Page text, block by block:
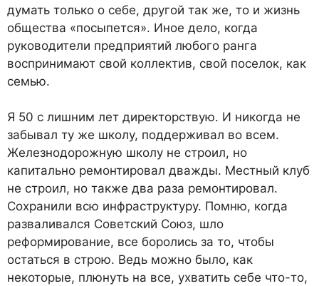
думать только о себе, другой так же, то и жизнь
общества «посыпется». Иное дело, когда
руководители предприятий любого ранга
воспринимают свой коллектив, свой поселок, как
семью.
Я 50 с лишним лет директорствую. И никогда не
забывал ту же школу, поддерживал во всем.
Железнодорожную школу не строил, но
капитально ремонтировал дважды. Местный клуб
не строил, но также два раза ремонтировал.
Сохранили всю инфраструктуру. Помню, когда
разваливался Советский Союз, шло
реформирование, все боролись за то, чтобы
остаться в строю. Ведь можно было, как
некоторые, плюнуть на все, ухватить себе что-то,